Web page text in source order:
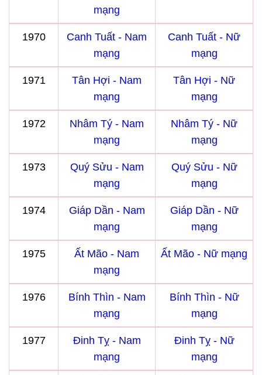
mạng
1970
Canh Tuất - Nam
mạng
Canh Tuất - Nữ
mạng
1971
Tân Hợi - Nam
mạng
Tân Hợi - Nữ
mạng
1972
Nhâm Tý - Nam
mạng
Nhâm Tý - Nữ
mạng
1973
Quý Sửu - Nam
mạng
Quý Sửu - Nữ
mạng
1974
Giáp Dần - Nam
mạng
Giáp Dần - Nữ
mạng
1975
Ất Mão - Nam
mạng
Ất Mão - Nữ mạng
1976
Bính Thìn - Nam
mạng
Bính Thìn - Nữ
mạng
1977
Đinh Tỵ - Nam
mạng
Đinh Tỵ - Nữ
mạng